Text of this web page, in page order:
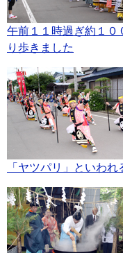
午前１１時過ぎ約１０
り歩きました
「ヤツパリ」といわ